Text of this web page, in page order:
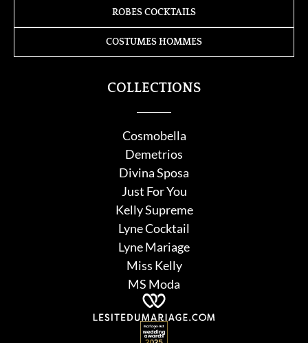
COLLECTIONS
Cosmobella
Demetrios
Divina Sposa
Just For You
Kelly Supreme
Lyne Cocktail
Lyne Mariage
Miss Kelly
MS Moda
ROBES COCKTAILS
COSTUMES HOMMES